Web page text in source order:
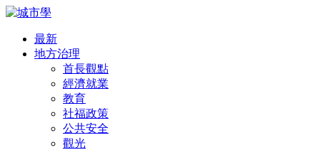
最新
地方治理
首長觀點
經濟就業
教育
社福政策
公共安全
觀光